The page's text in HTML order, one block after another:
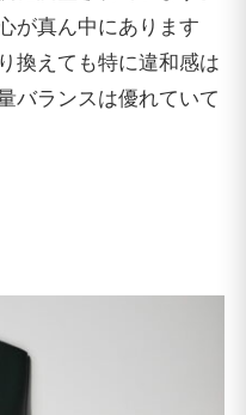
が真ん中にあります
換えても特に違和感は
バランスは優れていて